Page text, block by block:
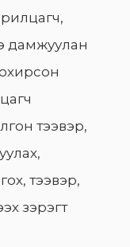
дамжуулан
тээвэр,
тээвэр,
зэрэгт